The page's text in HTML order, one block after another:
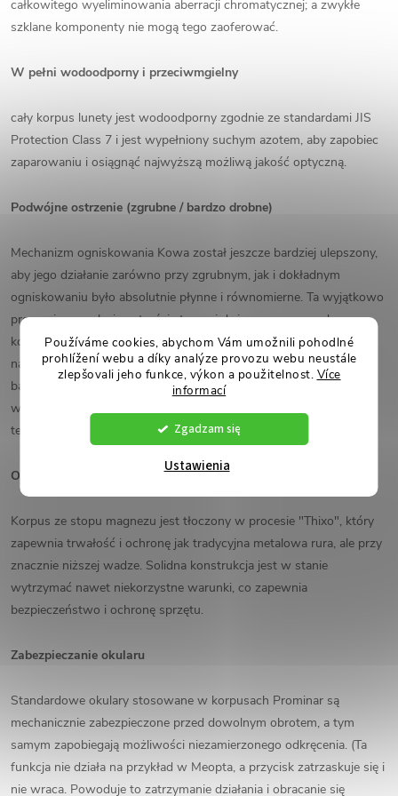
Používáme cookies, abychom Vám umožnili pohodlné
prohlížení webu a díky analýze provozu webu neustále
zlepšovali jeho funkce, výkon a použitelnost. Více
informací
Zgadzam się
Ustawienia
całkowitego wyeliminowania aberracji chromatycznej; a zwykłe
szklane komponenty nie mogą tego zaoferować.
W pełni wodoodporny i przeciwmgielny
cały korpus lunety jest wodoodporny zgodnie ze standardami JIS
Protection Class 7 i jest wypełniony suchym azotem, aby zapobiec
zaparowaniu i osiągnąć najwyższą możliwą jakość optyczną.
Podwójne ostrzenie (zgrubne / bardzo drobne)
Mechanizm ogniskowania Kowa został jeszcze bardziej ulepszony,
aby jego działanie zarówno przy zgrubnym, jak i dokładnym
ogniskowaniu było absolutnie płynne i równomierne. Ta wyjątkowo
precyzyjna regulacja ostrości stanowi dużą przewagę nad
konkurencją (np. Meopta / Nightforce) i pomaga uchwycić nawet
najdrobniejsze szczegóły. Przy normalnym ustawianiu ostrości
bardzo trudno jest dobrze ustawić ostrość, zwłaszcza przy
większych powiększeniach. Prominar jest punktem odniesienia w
tej dziedzinie.
Odporny na palniki korpus formowany metodą tixo
Korpus ze stopu magnezu jest tłoczony w procesie "Thixo", który
zapewnia trwałość i ochronę jak tradycyjna metalowa rura, ale przy
znacznie niższej wadze. Solidna konstrukcja jest w stanie
wytrzymać nawet niekorzystne warunki, co zapewnia
bezpieczeństwo i ochronę sprzętu.
Zabezpieczanie okularu
Standardowe okulary stosowane w korpusach Prominar są
mechanicznie zabezpieczone przed dowolnym obrotem, a tym
samym zapobiegają możliwości niezamierzonego odkręcenia. (Ta
funkcja nie działa na przykład w Meopta, a przycisk zatrzaskuje się i
nie wraca. Powoduje to zatrzymanie działania i obracanie się